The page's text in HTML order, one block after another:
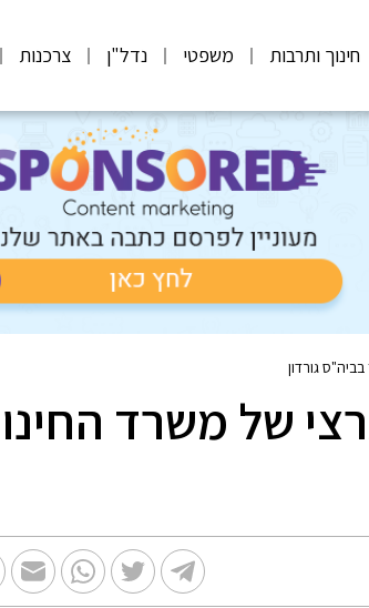
חינוך ותרבות משפטי נדל"ן צרכנות
גורדון
של משרד